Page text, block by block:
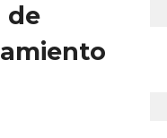
de